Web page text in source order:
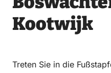
über
Email
über
WhatsApp
auf
Facebook
auf
LinkedIn
Kootwijk
Treten Sie in die